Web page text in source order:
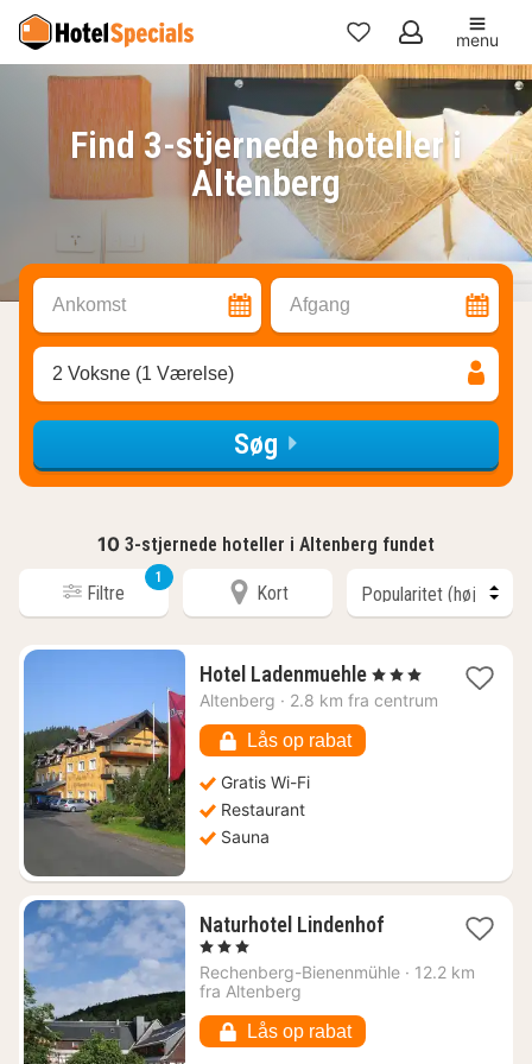
Mine
favoritter
menu
Find 3-stjernede hoteller i
Altenberg
Ankomst Afgang
2 Voksne (1 Værelse)
Søg
10 3-stjernede hoteller i Altenberg fundet
Filtre
1
Kort
Hotel Ladenmuehle1
nat
, 3 Stjerner
Altenberg · 2.8 km fra centrum
Lås op rabat
Gratis Wi-Fi
Restaurant
Sauna
Naturhotel Lindenhof1
fra
, 3 Stjerner
Rechenberg-Bienenmühle · 12.2 km
fra Altenberg
Lås op rabat